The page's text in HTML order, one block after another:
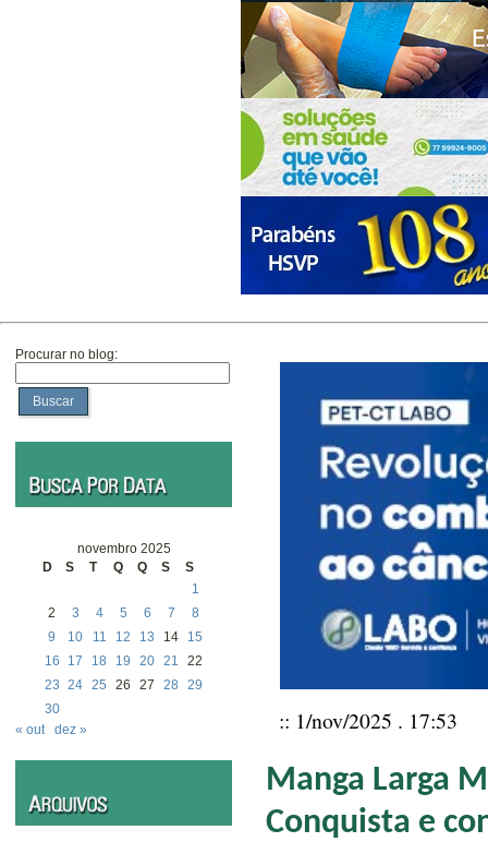
Procurar no blog:
Buscar
novembro 2025
D
S T Q Q S
S
1
2
3 4 5 6 7
8
9
10 11 12 13 14
15
16
17 18 19 20 21
22
23 24 25 26 27 28
29
30
« out
dez » :: 1/nov/2025 . 17:53
Manga Larga
Conquista e